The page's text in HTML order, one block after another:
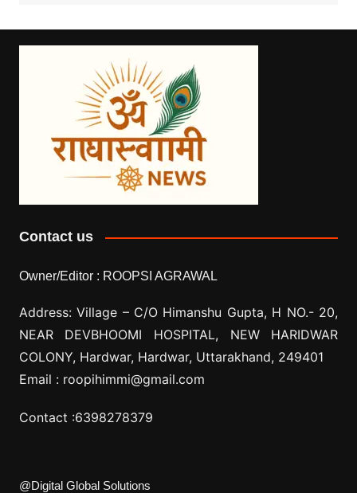
Contact us
Owner/Editor : ROOPSI AGRAWAL
Address: Village – C/O Himanshu Gupta, H NO.- 20,
NEAR DEVBHOOMI HOSPITAL, NEW HARIDWAR
COLONY, Hardwar, Hardwar, Uttarakhand, 249401
Email : roopihimmi@gmail.com
Contact :6398278379
@Digital Global Solutions